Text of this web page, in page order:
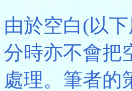
由於空白(以
分時亦不會把
處理。筆者的